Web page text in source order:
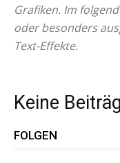
Grafiken. Im
oder besonders
Text-Effekte.
Keine
FOLGEN